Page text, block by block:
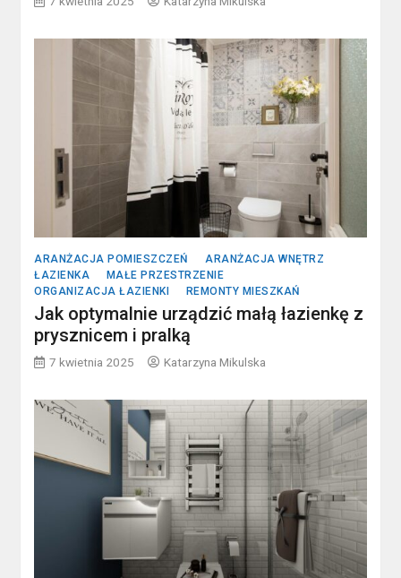
ARANŻACJA POMIESZCZEŃ
ARANŻACJA WNĘTRZ
ŁAZIENKA
MAŁE PRZESTRZENIE
ORGANIZACJA ŁAZIENKI
REMONTY MIESZKAŃ
Jak optymalnie urządzić małą łazienkę z
prysznicem i pralką
7 kwietnia 2025 Katarzyna Mikulska